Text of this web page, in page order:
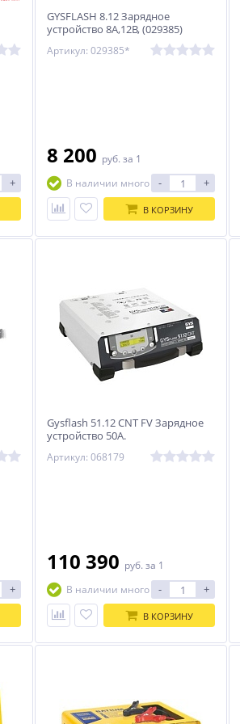
+
GYSFLASH 8.12 Зарядное
устройство 8А,12В, (029385)
Артикул: 029385*
8 200 руб. за 1
В наличии много
- +
В КОРЗИНУ
+
Gysflash 51.12 CNT FV Зарядное
устройство 50А.
Артикул: 068179
110 390 руб. за 1
В наличии много
- +
В КОРЗИНУ